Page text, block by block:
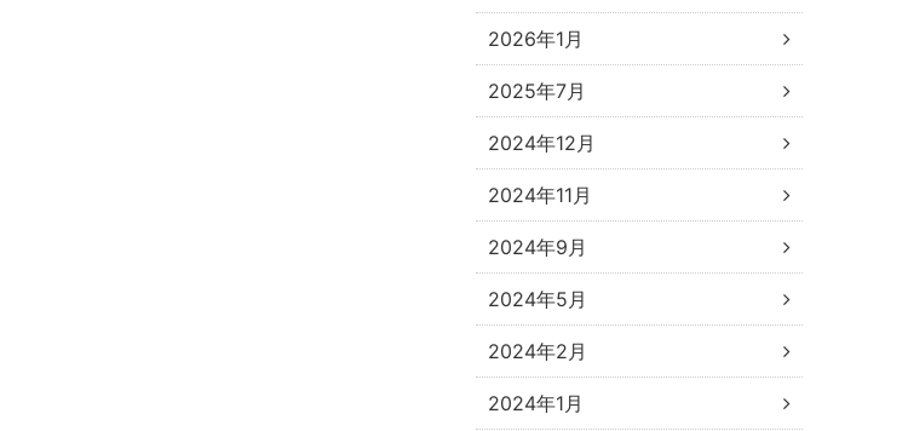
2026年1月
2025年7月
2024年12月
2024年11月
2024年9月
2024年5月
2024年2月
2024年1月